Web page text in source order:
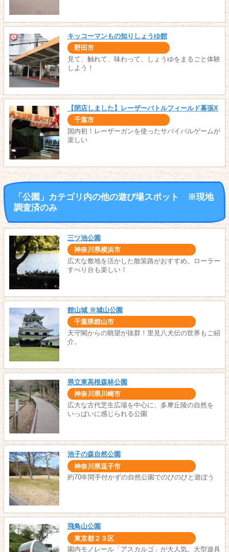
キッコーマンもの知りしょうゆ館
野田市
見て、触れて、味わって、しょうゆをまるごと体験
しよう！
【閉店しました】レーザーバトルフィールド幕張X
千葉市
国内初！レーザーガンを使ったサバイバルゲームが
楽しい
「公園」カテゴリ内の他の遊び場スポット ※現地
調査済のみ
三ツ池公園
神奈川県横浜市
広大な敷地を活かした散策路がおすすめ。ローラー
すべり台も楽しい！
館山城 ※城山公園
千葉県館山市
天守閣からの眺望が抜群！里見八犬伝の世界もご紹
介。
県立東高根森林公園
神奈川県川崎市
広大な古代芝生広場を中心に、多摩丘陵の自然を
いっぱいに感じられる公園
池子の森自然公園
神奈川県逗子市
約70年間手付かずの自然公園でのびのびと遊ぼう
飛鳥山公園
東京都２３区
園内モノレール「アスカルゴ」が大人気。大型遊具